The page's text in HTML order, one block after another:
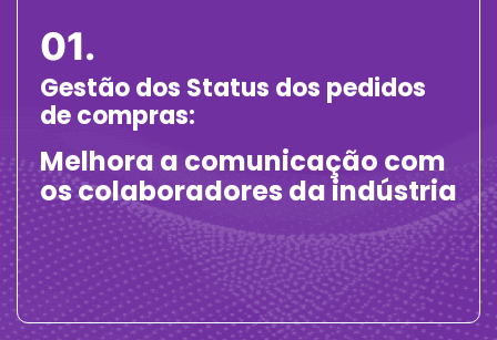
01.
Gestão dos Status dos pedidos
de compras:
Melhora a comunicação com
os colaboradores da indústria